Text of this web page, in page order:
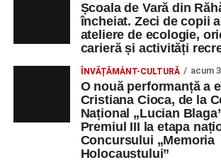
Școala de Vară din
încheiat. Zeci de copii
ateliere de ecologie,
carieră și activități
ÎNVĂȚĂMÂNT-CULTURĂ acum
O nouă performanță a
Cristiana Cioca, de la
Național „Lucian
Premiul III la etapa
Concursului „Memoria
Holocaustului”